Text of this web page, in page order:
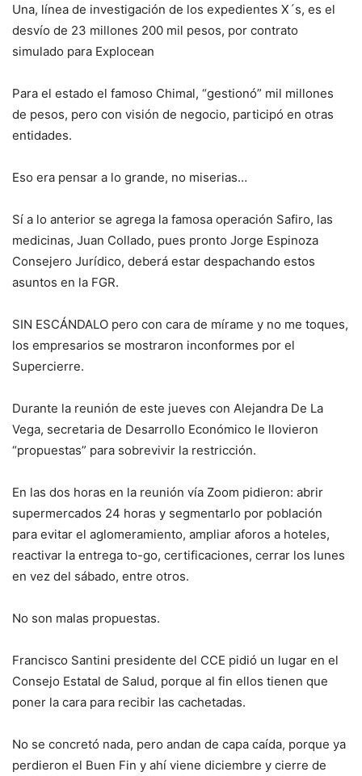
Una, línea de investigación de los expedientes X´s, es el
desvío de 23 millones 200 mil pesos, por contrato
simulado para Explocean
Para el estado el famoso Chimal, “gestionó” mil millones
de pesos, pero con visión de negocio, participó en otras
entidades.
Eso era pensar a lo grande, no miserias…
Sí a lo anterior se agrega la famosa operación Safiro, las
medicinas, Juan Collado, pues pronto Jorge Espinoza
Consejero Jurídico, deberá estar despachando estos
asuntos en la FGR.
SIN ESCÁNDALO pero con cara de mírame y no me toques,
los empresarios se mostraron inconformes por el
Supercierre.
Durante la reunión de este jueves con Alejandra De La
Vega, secretaria de Desarrollo Económico le llovieron
“propuestas” para sobrevivir la restricción.
En las dos horas en la reunión vía Zoom pidieron: abrir
supermercados 24 horas y segmentarlo por población
para evitar el aglomeramiento, ampliar aforos a hoteles,
reactivar la entrega to-go, certificaciones, cerrar los lunes
en vez del sábado, entre otros.
No son malas propuestas.
Francisco Santini presidente del CCE pidió un lugar en el
Consejo Estatal de Salud, porque al fin ellos tienen que
poner la cara para recibir las cachetadas.
No se concretó nada, pero andan de capa caída, porque ya
perdieron el Buen Fin y ahí viene diciembre y cierre de